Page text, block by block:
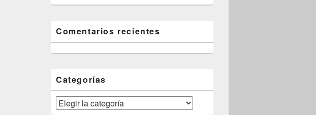
Comentarios recientes
Categorías
Categorías